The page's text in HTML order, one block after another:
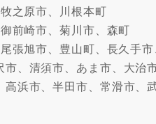
之原市、川根本町
前崎市、菊川市、森町
張旭市、豊山町、長久手
、清須市、あま市、大治
浜市、半田市、常滑市、